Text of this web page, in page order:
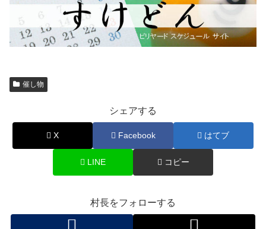
催し物
シェアする
X Facebook はてブ
LINE コピー
村長をフォローする